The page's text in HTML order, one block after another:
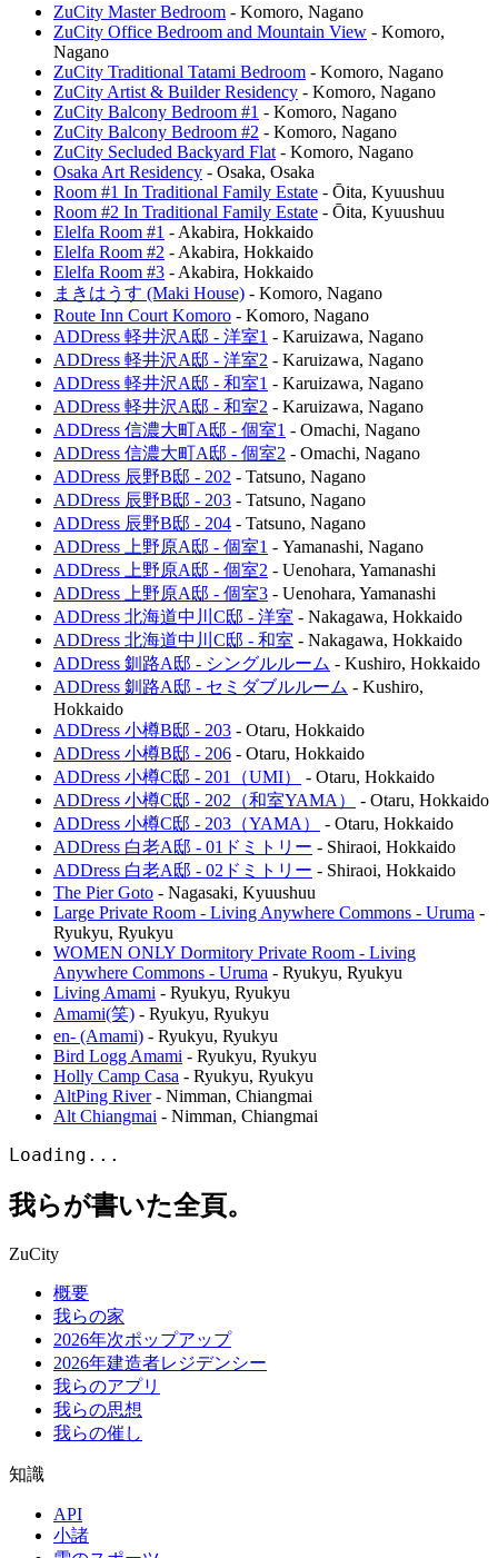
ZuCity Master Bedroom - Komoro, Nagano
ZuCity Office Bedroom and Mountain View - Komoro,
Nagano
ZuCity Traditional Tatami Bedroom - Komoro, Nagano
ZuCity Artist & Builder Residency - Komoro, Nagano
ZuCity Balcony Bedroom #1 - Komoro, Nagano
ZuCity Balcony Bedroom #2 - Komoro, Nagano
ZuCity Secluded Backyard Flat - Komoro, Nagano
Osaka Art Residency - Osaka, Osaka
Room #1 In Traditional Family Estate - Ōita, Kyuushuu
Room #2 In Traditional Family Estate - Ōita, Kyuushuu
Elelfa Room #1 - Akabira, Hokkaido
Elelfa Room #2 - Akabira, Hokkaido
Elelfa Room #3 - Akabira, Hokkaido
まきはうす (Maki House) - Komoro, Nagano
Route Inn Court Komoro - Komoro, Nagano
ADDress 軽井沢A邸 - 洋室1 - Karuizawa, Nagano
ADDress 軽井沢A邸 - 洋室2 - Karuizawa, Nagano
ADDress 軽井沢A邸 - 和室1 - Karuizawa, Nagano
ADDress 軽井沢A邸 - 和室2 - Karuizawa, Nagano
ADDress 信濃大町A邸 - 個室1 - Omachi, Nagano
ADDress 信濃大町A邸 - 個室2 - Omachi, Nagano
ADDress 辰野B邸 - 202 - Tatsuno, Nagano
ADDress 辰野B邸 - 203 - Tatsuno, Nagano
ADDress 辰野B邸 - 204 - Tatsuno, Nagano
ADDress 上野原A邸 - 個室1 - Yamanashi, Nagano
ADDress 上野原A邸 - 個室2 - Uenohara, Yamanashi
ADDress 上野原A邸 - 個室3 - Uenohara, Yamanashi
ADDress 北海道中川C邸 - 洋室 - Nakagawa, Hokkaido
ADDress 北海道中川C邸 - 和室 - Nakagawa, Hokkaido
ADDress 釧路A邸 - シングルルーム - Kushiro, Hokkaido
ADDress 釧路A邸 - セミダブルルーム - Kushiro,
Hokkaido
ADDress 小樽B邸 - 203 - Otaru, Hokkaido
ADDress 小樽B邸 - 206 - Otaru, Hokkaido
ADDress 小樽C邸 - 201（UMI）
- Otaru, Hokkaido
ADDress 小樽C邸 - 202（和室YAMA）
- Otaru, Hokkaido
ADDress 小樽C邸 - 203（YAMA）
- Otaru, Hokkaido
ADDress 白老A邸 - 01ドミトリー - Shiraoi, Hokkaido
ADDress 白老A邸 - 02ドミトリー - Shiraoi, Hokkaido
The Pier Goto - Nagasaki, Kyuushuu
Large Private Room - Living Anywhere Commons - Uruma -
Ryukyu, Ryukyu
WOMEN ONLY Dormitory Private Room - Living
Anywhere Commons - Uruma - Ryukyu, Ryukyu
Living Amami - Ryukyu, Ryukyu
Amami(笑) - Ryukyu, Ryukyu
en- (Amami) - Ryukyu, Ryukyu
Bird Logg Amami - Ryukyu, Ryukyu
Holly Camp Casa - Ryukyu, Ryukyu
AltPing River- Nimman, Chiangmai
Alt Chiangmai - Nimman, Chiangmai
Loading...
我らが書いた全頁。
ZuCity
概要
我らの家
2026年次ポップアップ
2026年建造者レジデンシー
我らのアプリ
我らの思想
我らの催し
知識
API
小諸